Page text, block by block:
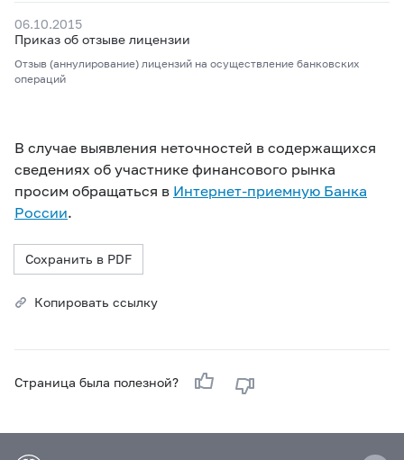
06.10.2015
Приказ об отзыве лицензии
Отзыв (аннулирование) лицензий на осуществление банковских
операций
В случае выявления неточностей в содержащихся
сведениях об участнике финансового рынка
просим обращаться в Интернет-приемную Банка
России.
Сохранить в PDF
Копировать ссылку
Страница была полезной?